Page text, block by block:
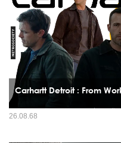
Carhartt Detroit : From
ถ้าจะพูดถึง “แจ็กเก็ตผู้ชาย” ที่ใส่ได้ทั้
26.08.68